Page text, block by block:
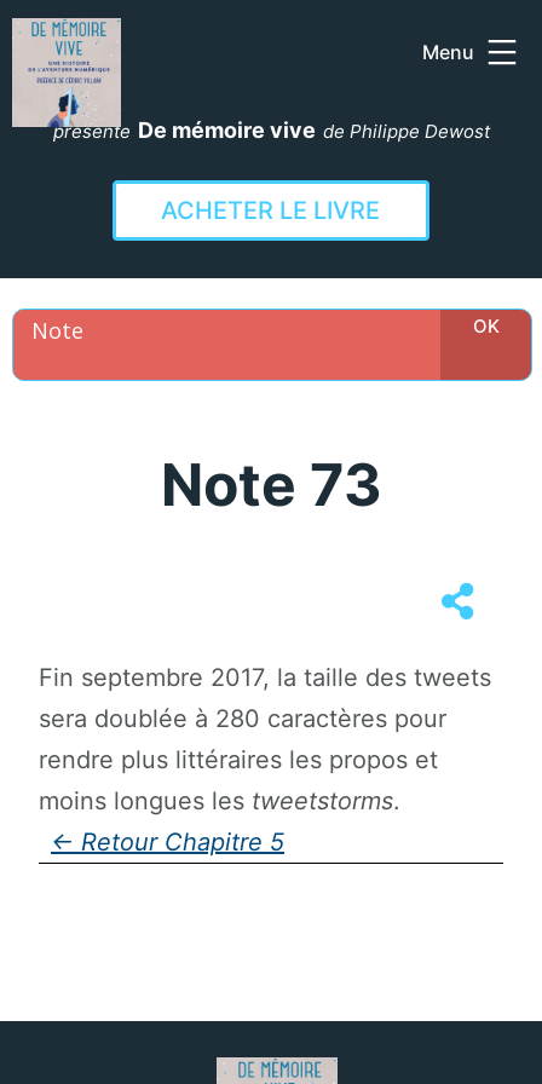
Aller
contenu
Menu
présente De mémoire vive de Philippe Dewost
ACHETER LE LIVRE
Note 73
Fin septembre 2017, la taille des tweets
sera doublée à 280 caractères pour
rendre plus littéraires les propos et
moins longues les tweetstorms.
Chapitre 5